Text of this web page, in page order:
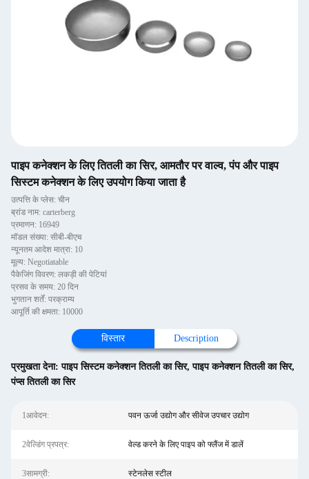
पाइप कनेक्शन के लिए तितली का सिर, आमतौर पर वाल्व, पंप और पाइप
सिस्टम कनेक्शन के लिए उपयोग किया जाता है
उत्पत्ति के प्लेस: चीन
ब्रांड नाम: carterberg
प्रमाणन: 16949
मॉडल संख्या: सीबी-बीएच
न्यूनतम आदेश मात्रा: 10
मूल्य: Negotiatable
पैकेजिंग विवरण: लकड़ी की पेटियां
प्रसव के समय: 20 दिन
भुगतान शर्तें: परक्राम्य
आपूर्ति की क्षमता: 10000
विस्तार Description
प्रमुखता देना:पाइप सिस्टम कनेक्शन तितली का सिर,पाइप कनेक्शन तितली का सिर,
पंप्स तितली का सिर
1आवेदन: पवन ऊर्जा उद्योग और सीवेज उपचार उद्योग
2वेल्डिंग प्रपत्र: वेल्ड करने के लिए पाइप को फ्लैंज में डालें
3सामग्री: स्टेनलेस स्टील